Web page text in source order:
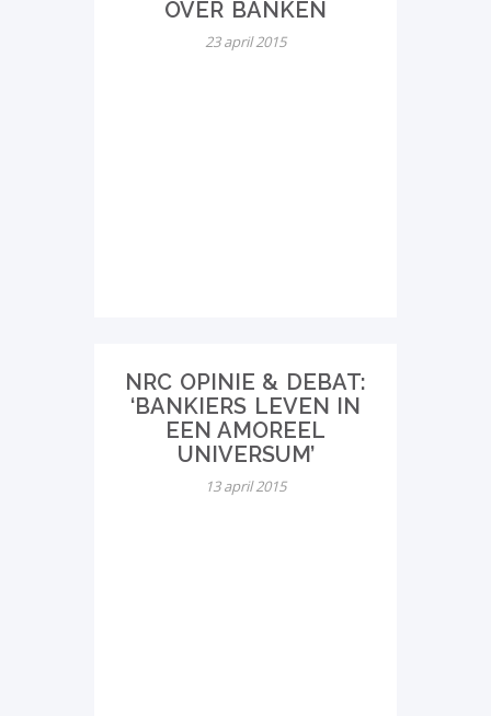
OVER BANKEN
23 april 2015
NRC OPINIE & DEBAT:
‘BANKIERS LEVEN IN
EEN AMOREEL
UNIVERSUM’
13 april 2015